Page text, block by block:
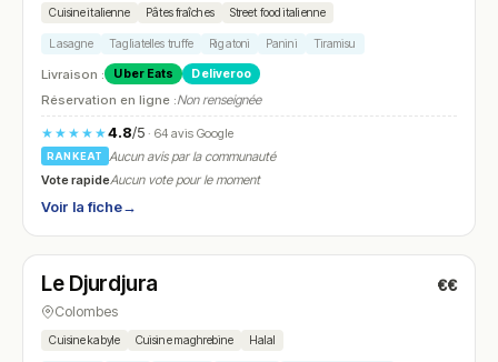
Cuisine italienne Pâtes fraîches Street food italienne
Lasagne Tagliatelles truffe Rigatoni Panini Tiramisu
Livraison : Uber Eats Deliveroo
Réservation en ligne :Non renseignée
★★★★★4.8/5· 64 avis Google
RANKEAT
Aucun avis par la communauté
Vote rapideAucun vote pour le moment
Voir la fiche→
N° 7
Le Djurdjura €€
Colombes
Cuisine kabyle Cuisine maghrebine Halal